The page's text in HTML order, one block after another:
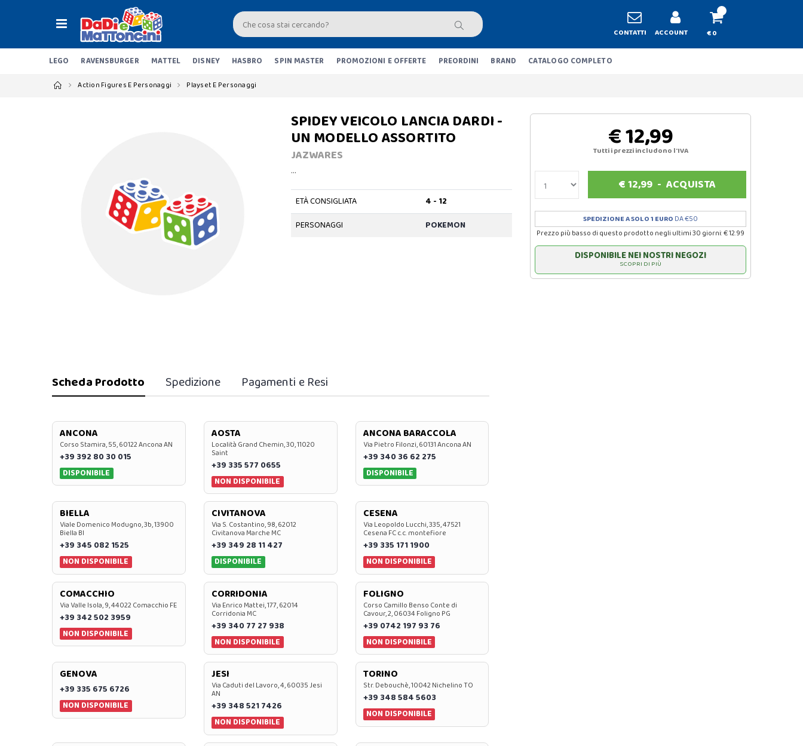
CONTATTI ACCOUNT € 0
LEGO RAVENSBURGER MATTEL DISNEY HASBRO SPIN MASTER PROMOZIONI E OFFERTE PREORDINI BRAND CATALOGO COMPLETO
Action Figures E Personaggi Playset E Personaggi
SPIDEY VEICOLO LANCIA DARDI -
UN MODELLO ASSORTITO
JAZWARES
…
ETÀ CONSIGLIATA
4 - 12
PERSONAGGI
POKEMON
€ 12,99
Tutti i prezzi includono l'IVA
€12,99- ACQUISTA
SPEDIZIONE A SOLO 1 EURO DA €50
Prezzo più basso di questo prodotto negli ultimi 30 giorni: € 12.99
DISPONIBILE NEI NOSTRI NEGOZI
SCOPRI DI PIÙ
Scheda Prodotto Spedizione Pagamenti e Resi
ANCONA
Corso Stamira, 55, 60122 Ancona AN
+39 392 80 30 015
DISPONIBILE
AOSTA
Località Grand Chemin, 30, 11020
Saint
+39 335 577 0655
NON DISPONIBILE
ANCONA BARACCOLA
Via Pietro Filonzi, 60131 Ancona AN
+39 340 36 62 275
DISPONIBILE
BIELLA
Viale Domenico Modugno, 3b, 13900
Biella BI
+39 345 082 1525
NON DISPONIBILE
CIVITANOVA
Via S. Costantino, 98, 62012
Civitanova Marche MC
+39 349 28 11 427
DISPONIBILE
CESENA
Via Leopoldo Lucchi, 335, 47521
Cesena FC c.c. montefiore
+39 335 171 1900
NON DISPONIBILE
COMACCHIO
Via Valle Isola, 9, 44022 Comacchio FE
+39 342 502 3959
NON DISPONIBILE
CORRIDONIA
Via Enrico Mattei, 177, 62014
Corridonia MC
+39 340 77 27 938
NON DISPONIBILE
FOLIGNO
Corso Camillo Benso Conte di
Cavour, 2, 06034 Foligno PG
+39 0742 197 93 76
NON DISPONIBILE
GENOVA
+39 335 675 6726
NON DISPONIBILE
JESI
Via Caduti del Lavoro, 4, 60035 Jesi
AN
+39 348 521 7426
NON DISPONIBILE
TORINO
Str. Debouchè, 10042 Nichelino TO
+39 348 584 5603
NON DISPONIBILE